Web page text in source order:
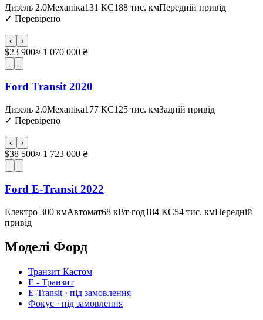
Дизель 2.0Механіка131 КС188 тис. кмПередній привід
✓ Перевірено
‹ ›
$23 900≈ 1 070 000 ₴
Ford Transit 2020
Дизель 2.0Механіка177 КС125 тис. кмЗадній привід
✓ Перевірено
‹ ›
$38 500≈ 1 723 000 ₴
Ford E-Transit 2022
Електро 300 кмАвтомат68 кВт·год184 КС54 тис. кмПередній
привід
Моделі Форд
Транзит Кастом
E - Транзит
E-Transit · під замовлення
Фокус · під замовлення